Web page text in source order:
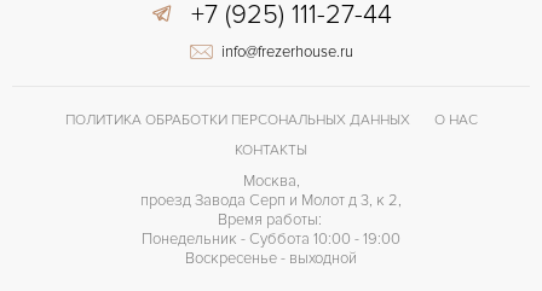
Двойной сложности застежка
+7 (925) 111-27-44
info@frezerhouse.ru
ПОЛИТИКА ОБРАБОТКИ ПЕРСОНАЛЬНЫХ ДАННЫХ
О НАС
КОНТАКТЫ
Москва,
проезд Завода Серп и Молот д 3, к 2,
Время работы:
Понедельник - Суббота 10:00 - 19:00
Воскресенье - выходной